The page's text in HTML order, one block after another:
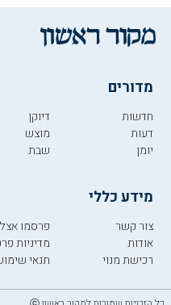
מדורים
חדשות
דעות
יומן
דיוקן
מוצש
שבת
מידע כללי
צור קשר
אודות
רכישת מנוי
פרסמו
מדיניות
תנאי